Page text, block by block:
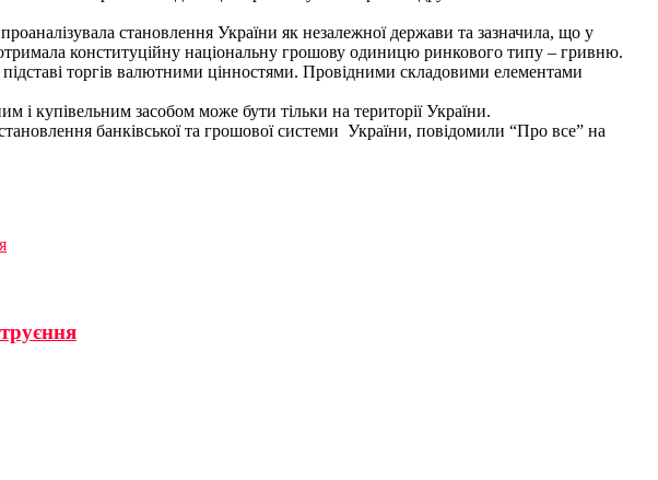
становлення України як незалежної держави та зазначила, що у
конституційну національну грошову одиницю ринкового типу – гривню.
торгів валютними цінностями. Провідними складовими елементами
купівельним засобом може бути тільки на території України.
банківської та грошової системи України, повідомили “Про все” на